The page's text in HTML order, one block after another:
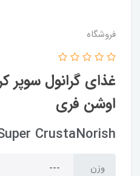
فروشگاه
غذای گرانول سوپر
اوشن فری
CrustaNorish
وزن